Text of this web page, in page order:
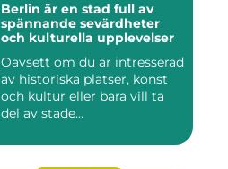
Berlin är en stad full av
spännande sevärdheter
och kulturella upplevelser
Oavsett om du är intresserad
av historiska platser, konst
och kultur eller bara vill ta
del av stade...